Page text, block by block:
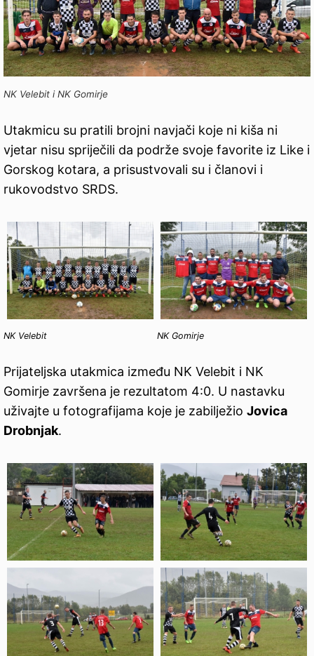
NK Velebit i NK Gomirje
Utakmicu su pratili brojni navjači koje ni kiša ni
vjetar nisu spriječili da podrže svoje favorite iz Like i
Gorskog kotara, a prisustvovali su i članovi i
rukovodstvo SRDS.
NK Velebit NK Gomirje
Prijateljska utakmica između NK Velebit i NK
Gomirje završena je rezultatom 4:0. U nastavku
uživajte u fotografijama koje je zabilježio Jovica
Drobnjak.